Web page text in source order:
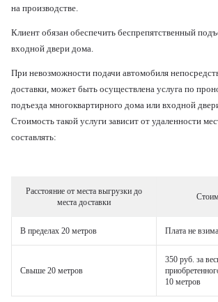
на производстве.
Клиент обязан обеспечить беспрепятственный
входной двери дома.
При невозможности подачи автомобиля
доставки, может быть осуществлена услуга по
подъезда многоквартирного дома или входной
Стоимость такой услуги зависит от удаленности
составлять:
Расстояние от места выгрузки до
места доставки
В пределах 20 метров Плата не
Свыше 20 метров
350 руб. за
10 метров